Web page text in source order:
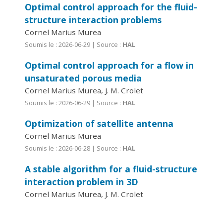
Optimal control approach for the fluid-
structure interaction problems
Cornel Marius Murea
Soumis le : 2026-06-29 | Source : HAL
Optimal control approach for a flow in
unsaturated porous media
Cornel Marius Murea, J. M. Crolet
Soumis le : 2026-06-29 | Source : HAL
Optimization of satellite antenna
Cornel Marius Murea
Soumis le : 2026-06-28 | Source : HAL
A stable algorithm for a fluid-structure
interaction problem in 3D
Cornel Marius Murea, J. M. Crolet